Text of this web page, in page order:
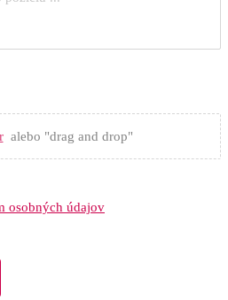
alebo "drag and drop"
osobných údajov